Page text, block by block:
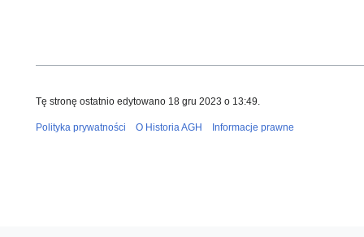
Tę stronę ostatnio edytowano 18 gru 2023 o 13:49.
Polityka prywatności O Historia AGH Informacje prawne